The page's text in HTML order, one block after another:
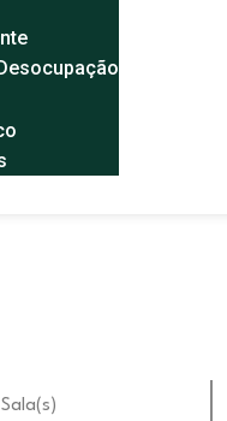
Sala(s)